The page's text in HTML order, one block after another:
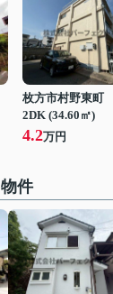
枚方市村野東町
2DK (34.60㎡)
4.2万円
件